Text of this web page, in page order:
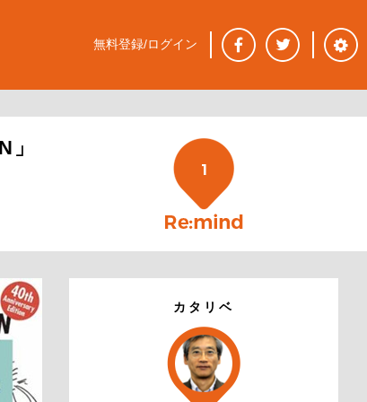
1
カタリベ
無料登録/ログイン